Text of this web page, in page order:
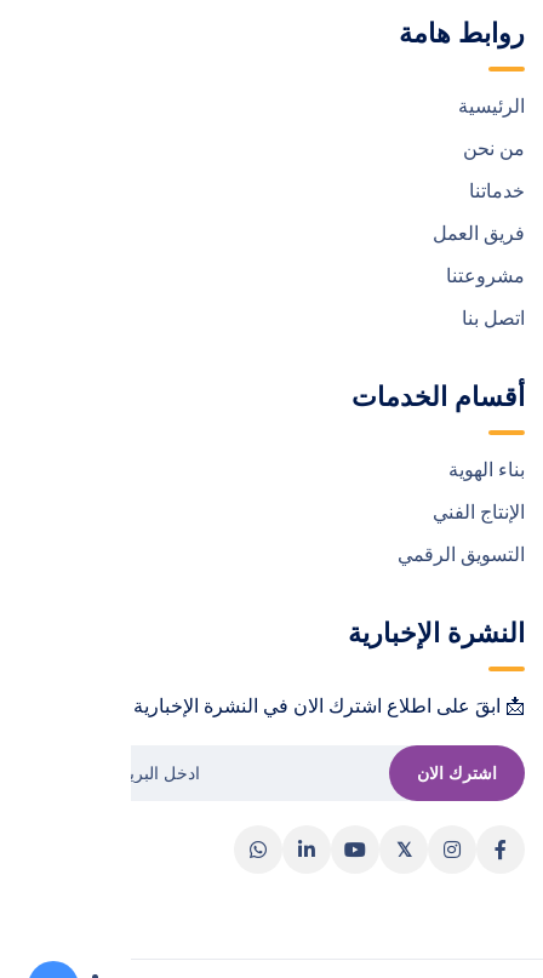
روابط هامة
الرئيسية
من نحن
خدماتنا
فريق العمل
مشروعتنا
اتصل بنا
أقسام الخدمات
بناء الهوية
الإنتاج الفني
التسويق الرقمي
النشرة الإخبارية
📩 ابقَ على اطلاع اشترك الان في النشرة الإخبارية !📩
اشترك الان